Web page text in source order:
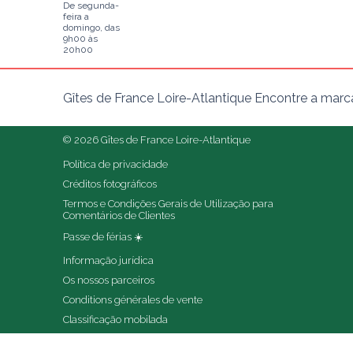
De segunda-
feira a
domingo, das
9h00 às
20h00
Gîtes de France Loire-Atlantique Encontre a
© 2026 Gîtes de France Loire-Atlantique
Política de privacidade
Créditos fotográficos
Termos e Condições Gerais de Utilização para
Comentários de Clientes
Passe de férias ☀️
Informação jurídica
Os nossos parceiros
Conditions générales de vente
Classificação mobilada